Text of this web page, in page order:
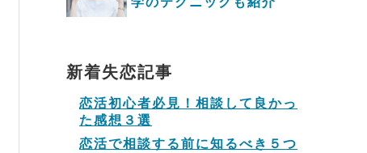
新着失恋記事
恋活初心者必見！相談して良かっ
た感想３選
恋活で相談する前に知るべき５つ